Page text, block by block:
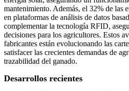
mantenimiento. Además, el 32% de las
en plataformas de análisis de datos
complementar la tecnología RFID,
decisiones para los agricultores. Estos
fabricantes están evolucionando las
satisfacer las crecientes demandas de
trazabilidad del ganado.
Desarrollos recientes